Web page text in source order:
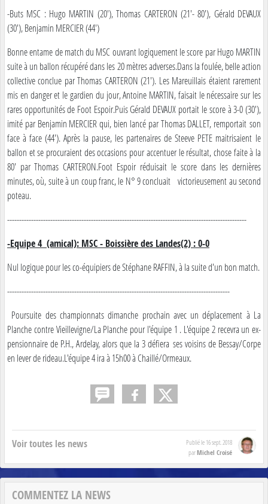
-Buts MSC : Hugo MARTIN (20'), Thomas CARTERON (21'- 80'), Gérald DEVAUX
(30'), Benjamin MERCIER (44')
Bonne entame de match du MSC ouvrant logiquement le score par Hugo MARTIN
suite à un ballon récupéré dans les 20 mètres adverses.Dans la foulée, belle action
collective conclue par Thomas CARTERON (21'). Les Mareuillais étaient rarement
mis en danger et le gardien du jour, Antoine MARTIN, faisait le nécessaire sur les
rares opportunités de Foot Espoir.Puis Gérald DEVAUX portait le score à 3-0 (30'),
imité par Benjamin MERCIER qui, bien lancé par Thomas DALLET, remportait son
face à face (44'). Après la pause, les partenaires de Steeve PETE maitrisaient le
ballon et se procuraient des occasions pour accentuer le résultat, chose faite à la
80' par Thomas CARTERON.Foot Espoir réduisait le score dans les dernières
minutes, où, suite à un coup franc, le N° 9 concluait victorieusement au second
poteau.
----------------------------------------------------------------------------------------------------
-Equipe 4 (amical): MSC - Boissière des Landes(2) : 0-0
Nul logique pour les co-équipiers de Stéphane RAFFIN, à la suite d'un bon match.
---------------------------------------------------------------------------------------------
Poursuite des championnats dimanche prochain avec un déplacement à La
Planche contre Vieillevigne/La Planche pour l'équipe 1 . L'équipe 2 recevra un ex-
pensionnaire de P.H., Ardelay, alors que la 3 défiera ses voisins de Bessay/Corpe
en lever de rideau.L'équipe 4 ira à 15h00 à Chaillé/Ormeaux.
Voir toutes les news Publié le 16 sept. 2018
parMichel Croisé
COMMENTEZ LA NEWS